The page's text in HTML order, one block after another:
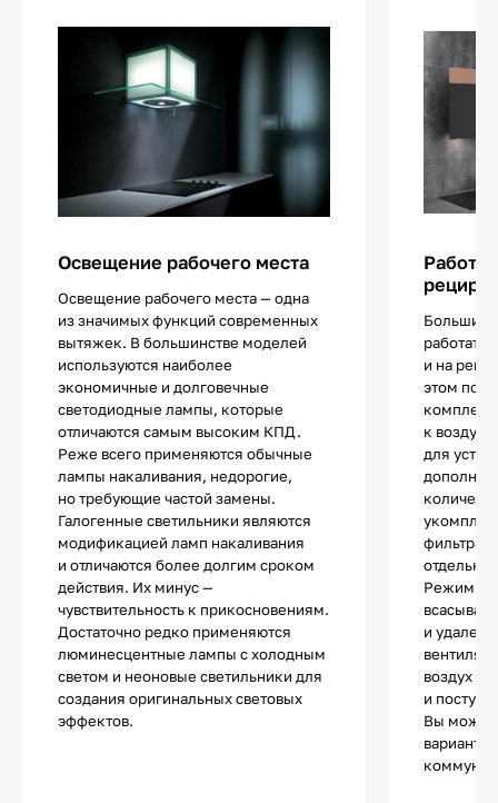
Освещение рабочего места
Освещение рабочего места — одна
из значимых функций современных
вытяжек. В большинстве моделей
используются наиболее
экономичные и долговечные
светодиодные лампы, которые
отличаются самым высоким КПД.
Реже всего применяются обычные
лампы накаливания, недорогие,
но требующие частой замены.
Галогенные светильники являются
модификацией ламп накаливания
и отличаются более долгим сроком
действия. Их минус —
чувствительность к прикосновениям.
Достаточно редко применяются
люминесцентные лампы с холодным
светом и неоновые светильники для
создания оригинальных световых
эффектов.
Работа
работать
и на
этом по
к
для
отдельно.
Режим
и
воздух
и
Вы
вариант